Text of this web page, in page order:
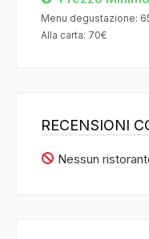
Menu degustazione:
Alla carta: 70€
RECENSIONI
Nessun